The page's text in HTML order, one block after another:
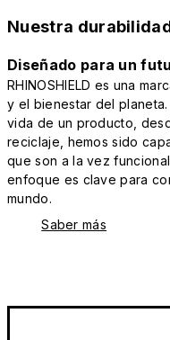
Nuestra
Diseñado para un
RHINOSHIELD es una
y el bienestar del
vida de un producto,
reciclaje, hemos sido
que son a la vez
enfoque es clave para
mundo.
Saber más